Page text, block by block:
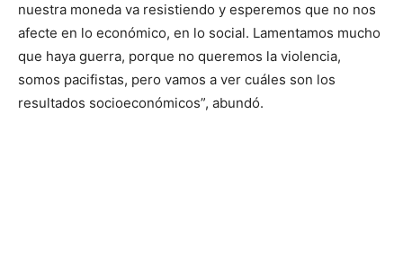
nuestra moneda va resistiendo y esperemos que no nos
afecte en lo económico, en lo social. Lamentamos mucho
que haya guerra, porque no queremos la violencia,
somos pacifistas, pero vamos a ver cuáles son los
resultados socioeconómicos”, abundó.